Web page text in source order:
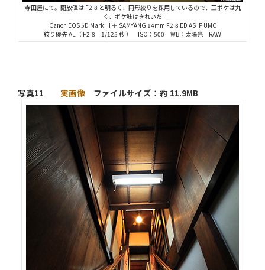
寺田屋にて。開放値は F2.8 と明るく、円形絞りを採用しているので、玉ボケは丸
く、ボケ味はきれいだ
Canon EOS 5D Mark III ＋ SAMYANG 14mm F2.8 ED AS IF UMC
絞り優先 AE（ F2.8 1/125 秒 ） ISO：500 WB：太陽光 RAW
写真11 実画像 ファイルサイズ：約 11.9MB